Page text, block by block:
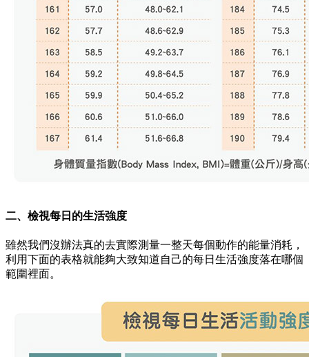
二、檢視每日的生活強度
雖然我們沒辦法真的去實際測量一整天每個動作的能量消耗，
利用下面的表格就能夠大致知道自己的每日生活強度落在哪個
範圍裡面。